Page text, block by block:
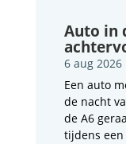
Auto in
6 aug 2026
Een auto
de nacht
de A6
tijdens